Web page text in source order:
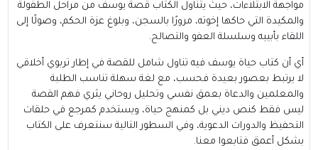
مواجهة الابتلاءات، حيث يتناول الكتاب قصة يوسف من مراحل الطفولة
والمكيدة التي حاكها إخوته، مرورًا بالسجن، وبلوغ عزة الحكم، وصولًا إلى
اللقاء بأبييه وسلسلة العفو والتصالح.
أي أن كتاب حياة يوسف فيه تناول شامل للقصة في إطار تربوي أخلاقي
لا يرتبط بعصور بعيدة فحسب، مع لغة سهلة تناسب الطلبة
والمعلمين والدعاة بعمق نفسي وتحليل روحاني يثري فهم القصة
ليس فقط كنص ديني بل كمنهج حياة، ويستخدم كمرجع في حلقات
التحفيظ والدورات الدعوية، وفي السطور التالية سنتعرف على الكتاب
بشكل أعمق فتابعوا معنا.